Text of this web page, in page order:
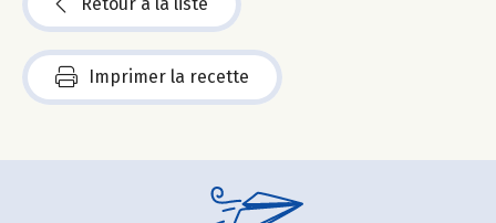
Imprimer la recette